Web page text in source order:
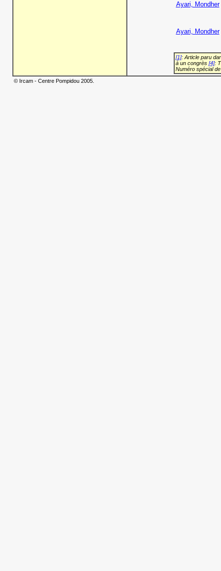
Ayari, Mondher
Ayari, Mondher
[1]: Article paru
à un congrès [4]:
Numéro spécial
© Ircam - Centre Pompidou 2005.